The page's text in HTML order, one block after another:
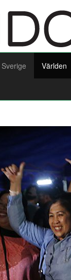
Sverige Världen